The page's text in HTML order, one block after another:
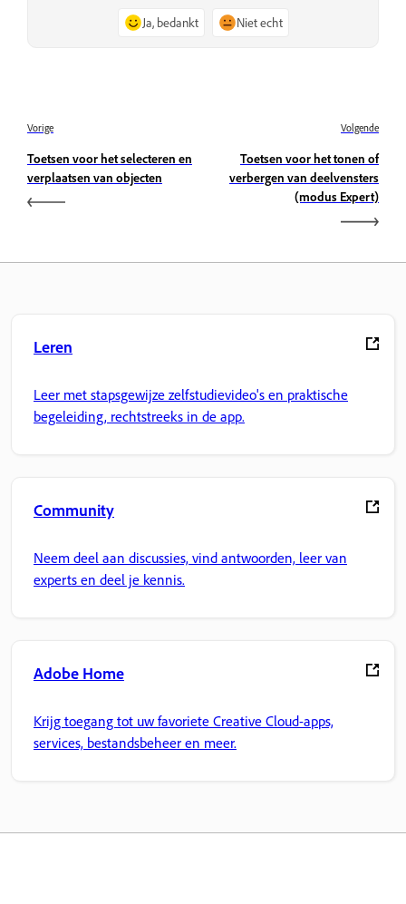
Ja, bedankt Niet echt
Vorige
Toetsen voor het selecteren en
verplaatsen van objecten
Volgende
Toetsen voor het tonen of
verbergen van deelvensters
(modus Expert)
Leren
Leer met stapsgewijze zelfstudievideo's en praktische
begeleiding, rechtstreeks in de app.
Community
Neem deel aan discussies, vind antwoorden, leer van
experts en deel je kennis.
Adobe Home
Krijg toegang tot uw favoriete Creative Cloud-apps,
services, bestandsbeheer en meer.